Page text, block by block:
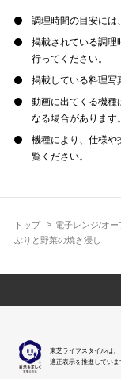
トップ 電子レンジ/オー
ぶりと野菜の焼き浸し
調理時間の目安には
掲載されている調理
行ってください。
掲載している料理写
動画に出てくる機種
なる場合があります。
機種により、仕様や
覧ください。
東芝ライフスタイルは、
適正表示を推進していま